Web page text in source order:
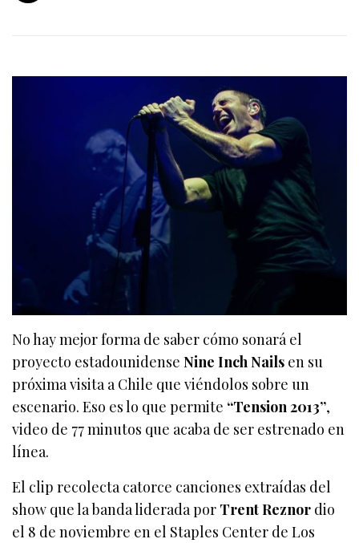
No hay mejor forma de saber cómo sonará el
proyecto estadounidenseNine Inch Nails en su
próxima visita a Chile que viéndolos sobre un
escenario. Eso es lo que permite “Tension 2013”,
video de 77 minutos que acaba de ser estrenado en
línea.
El clip recolecta catorce canciones extraídas del
show que la banda liderada por Trent Reznor dio
el 8 de noviembre en el Staples Center de Los